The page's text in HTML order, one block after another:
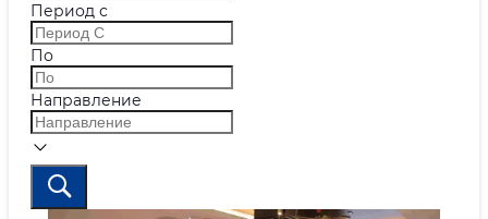
Период с
По
Направление